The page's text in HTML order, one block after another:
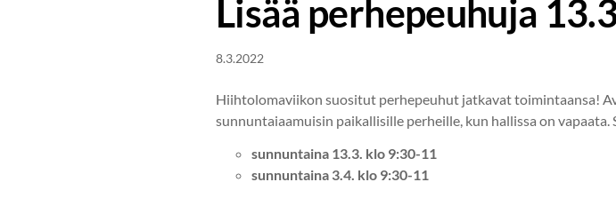
Lisää perhepeuhuja
8.3.2022
Hiihtolomaviikon suositut perhepeuhut jatkavat toimintaansa!
sunnuntaiaamuisin paikallisille perheille, kun hallissa on
sunnuntaina 13.3. klo 9:30-11
sunnuntaina 3.4. klo 9:30-11